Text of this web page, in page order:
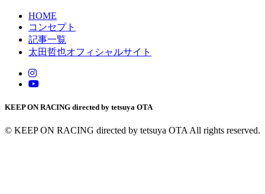
HOME
コンセプト
記事一覧
太田哲也オフィシャルサイト
KEEP ON RACING directed by tetsuya OTA
© KEEP ON RACING directed by tetsuya OTA All rights reserved.